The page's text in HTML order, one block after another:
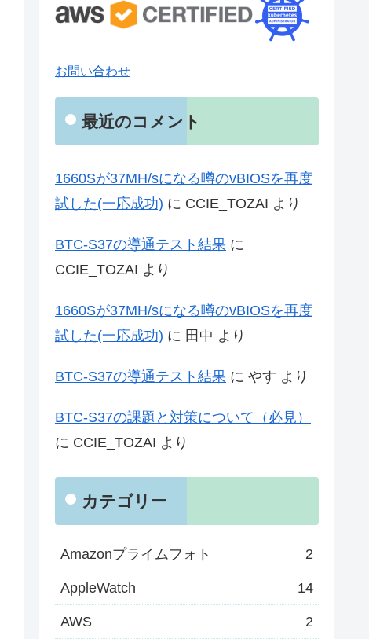
お問い合わせ
最近のコメント
1660Sが37MH/sになる噂のvBIOSを再度
試した(一応成功) に CCIE_TOZAI より
BTC-S37の導通テスト結果 に
CCIE_TOZAI より
1660Sが37MH/sになる噂のvBIOSを再度
試した(一応成功) に 田中 より
BTC-S37の導通テスト結果 に やす より
BTC-S37の課題と対策について（必見）
に CCIE_TOZAI より
カテゴリー
Amazonプライムフォト 2
AppleWatch 14
AWS 2